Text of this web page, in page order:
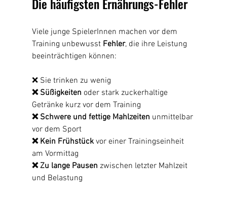
Die häufigsten Ernährungs-Fehler
Viele junge SpielerInnen machen vor dem
Training unbewusst Fehler, die ihre Leistung
beeinträchtigen können:
❌ Sie trinken zu wenig
❌ Süßigkeiten oder stark zuckerhaltige
Getränke kurz vor dem Training
❌ Schwere und fettige Mahlzeiten unmittelbar
vor dem Sport
❌ Kein Frühstück vor einer Trainingseinheit
am Vormittag
❌ Zu lange Pausen zwischen letzter Mahlzeit
und Belastung